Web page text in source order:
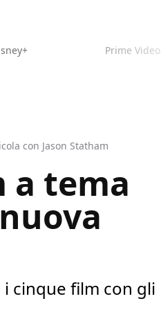
Prime Video
con Jason Statham
a tema
i cinque film con gli